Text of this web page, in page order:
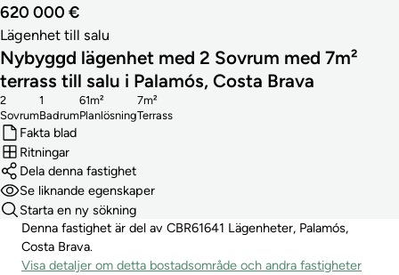
620 000 €
Lägenhet till salu
Nybyggd lägenhet med 2 Sovrum med 7m²
terrass till salu i Palamós, Costa Brava
Sovrum
2
Badrum
1
Planlösning
61m²
Terrass
7m²
Fakta blad
Ritningar
Dela denna fastighet
Se liknande egenskaper
Starta en ny sökning
Denna fastighet är del av CBR61641 Lägenheter, Palamós,
Costa Brava.
Visa detaljer om detta bostadsområde och andra fastigheter